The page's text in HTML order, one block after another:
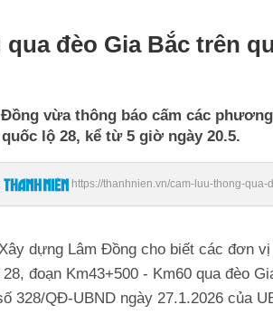
đèo Gia Bắc trên
vừa thông báo cấm các
lộ 28, kể từ 5 giờ ngày 20.5.
https://thanhnien.vn/cam-luu-thong-
dựng Lâm Đồng cho biết các đơn
đoạn Km43+500 - Km60 qua đèo
328/QĐ-UBND ngày 27.1.2026 của